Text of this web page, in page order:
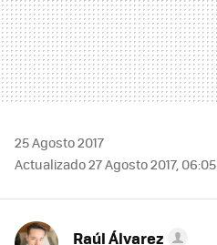
25 Agosto 2017
Actualizado 27 Agosto 2017, 06:05
Raúl Álvarez